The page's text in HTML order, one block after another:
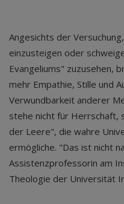
Angesichts der
einzusteigen oder
Evangeliums" zuzusehen,
mehr Empathie, Stille und
Verwundbarkeit anderer
stehe nicht für Herrschaft,
der Leere", die wahre
ermögliche. "Das ist nicht
Assistenzprofessorin am
Theologie der Universität